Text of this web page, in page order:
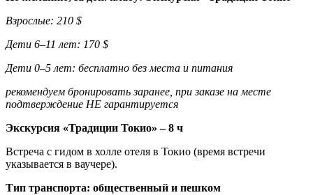
Взрослые: 210 $
Дети 6–11 лет: 170 $
Дети 0–5 лет: бесплатно без места и питания
рекомендуем бронировать заранее, при заказе на месте
подтверждение НЕ гарантируется
Экскурсия «Традиции Токио» – 8 ч
Встреча с гидом в холле отеля в Токио (время встречи
указывается в ваучере).
Тип транспорта: общественный и пешком